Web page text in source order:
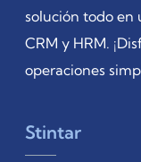
solución todo en
CRM y HRM.
operaciones
Stintar